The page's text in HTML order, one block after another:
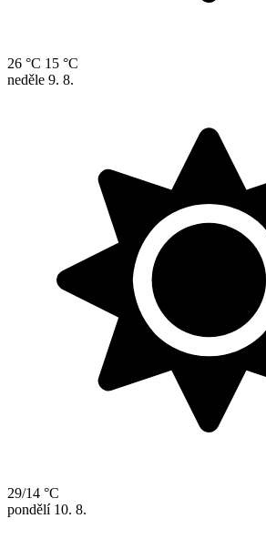
26 °C 15 °C
neděle 9. 8.
29/14 °C
pondělí 10. 8.